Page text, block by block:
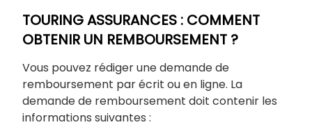
TOURING ASSURANCES : COMMENT
OBTENIR UN REMBOURSEMENT ?
Vous pouvez rédiger une demande de
remboursement par écrit ou en ligne. La
demande de remboursement doit contenir les
informations suivantes :